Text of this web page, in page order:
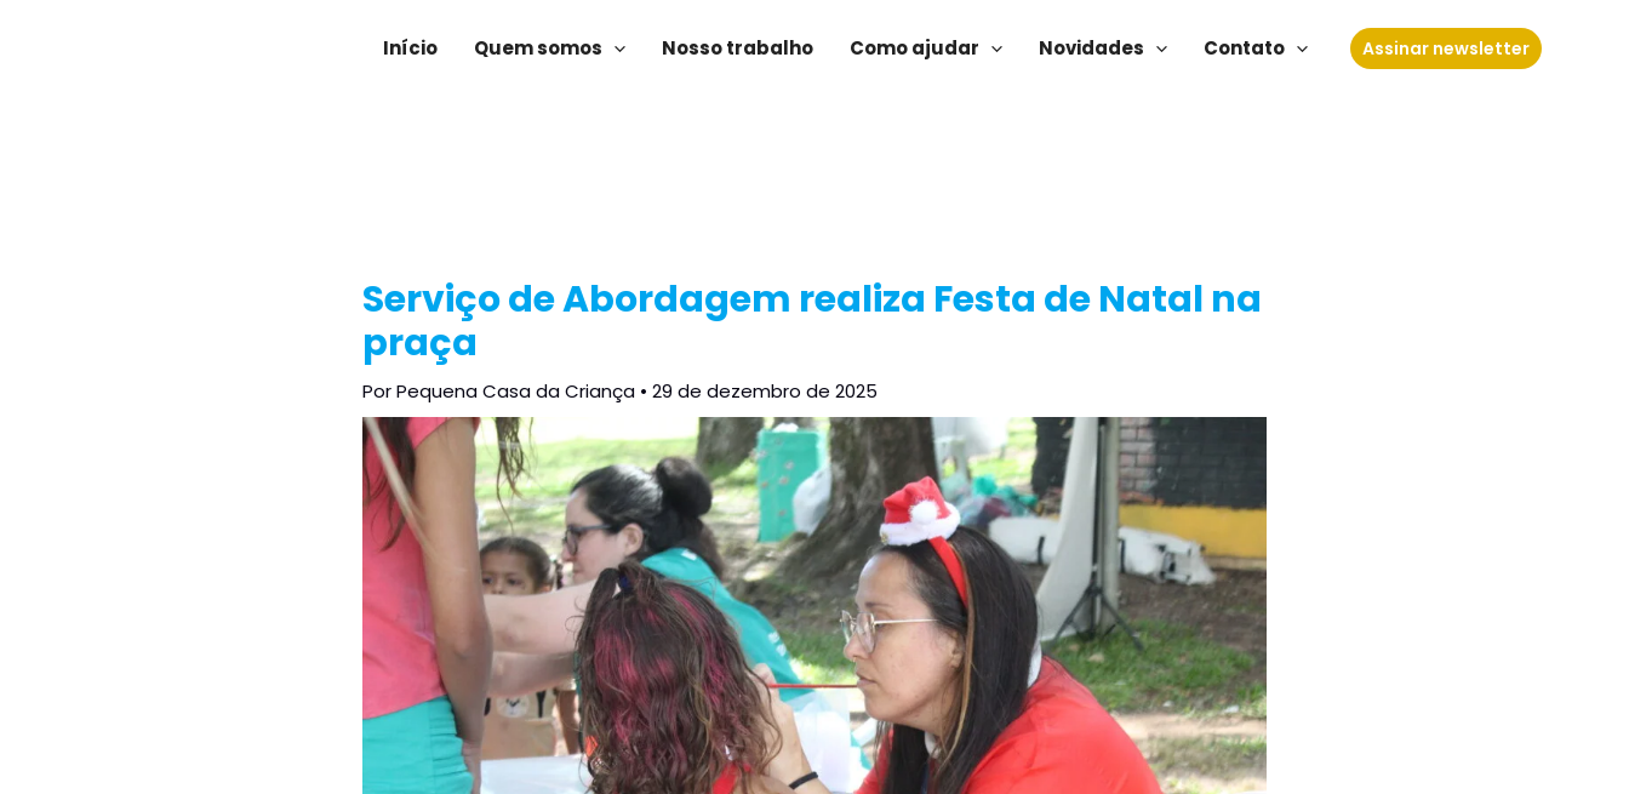
Início Quem somos Nosso trabalho Como ajudar Novidades Contato Assinar newsletter
Serviço de Abordagem realiza Festa de Natal na
praça
PorPequena Casa da Criança • 29 de dezembro de 2025